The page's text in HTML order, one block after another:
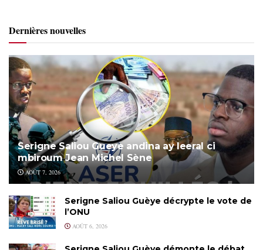
Dernières nouvelles
Serigne Saliou Gueye andina ay leeral ci
mbiroum Jean Michel Sène
AOÛT 7, 2026
Serigne Saliou Guèye décrypte le vote de
l’ONU
AOÛT 6, 2026